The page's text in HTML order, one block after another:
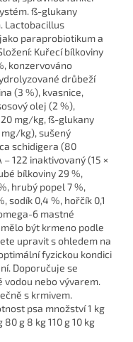
ß-glukany
Lactobacillus
paraprobiotikum a
Kuřecí bílkoviny
konzervováno
drůbeží
(3 %), kvasnice,
olej (2 %),
mg/kg, ß-glukany
kg), sušený
schidigera (80
122 inaktivovaný (15 ×
bílkoviny 29 %,
hrubý popel 7 %,
sodík 0,4 %, hořčík 0,1
6 mastné
být krmeno podle
upravit s ohledem na
fyzickou kondici
Doporučuje se
vodou nebo vývarem.
s krmivem.
psa množství 1 kg
g 8 kg 110 g 10 kg